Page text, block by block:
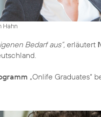
Hahn
Bedarf aus“, erläutert
„Onlife Graduates“